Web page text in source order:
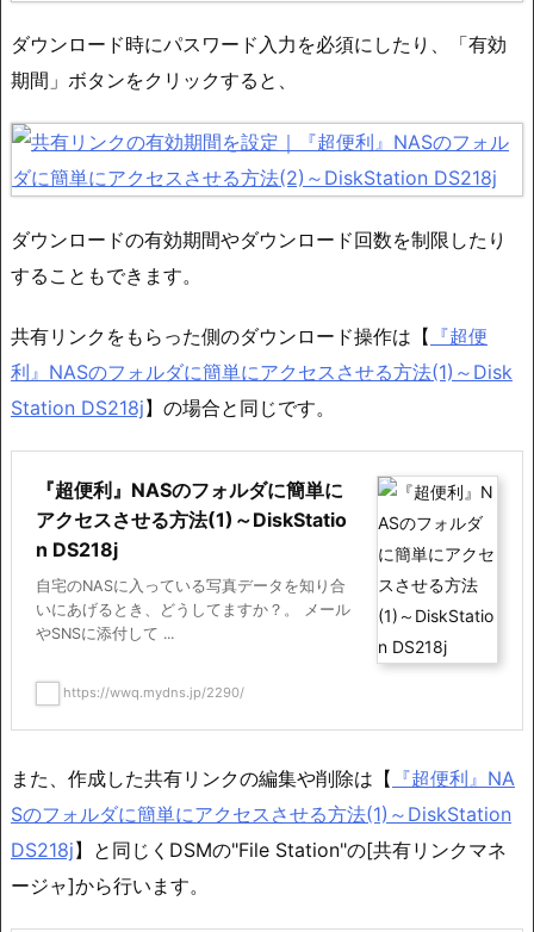
ダウンロード時にパスワード入力を必須にしたり、「有効
期間」ボタンをクリックすると、
ダウンロードの有効期間やダウンロード回数を制限したり
することもできます。
共有リンクをもらった側のダウンロード操作は【 『超便
利』NASのフォルダに簡単にアクセスさせる方法(1)～Disk
Station DS218j】の場合と同じです。
『超便利』NASのフォルダに簡単に
アクセスさせる方法(1)～DiskStatio
n DS218j
自宅のNASに入っている写真データを知り合
いにあげるとき、どうしてますか？。 メール
やSNSに添付して ...
https://wwq.mydns.jp/2290/
また、作成した共有リンクの編集や削除は【 『超便利』NA
Sのフォルダに簡単にアクセスさせる方法(1)～DiskStation
DS218j】と同じくDSMの"File Station"の[共有リンクマネ
ージャ]から行います。